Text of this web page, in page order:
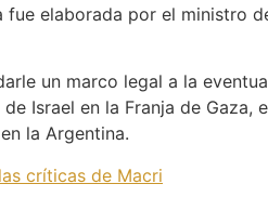
elaborada por el ministro
un marco legal a la
Israel en la Franja de Gaza,
la Argentina.
críticas de Macri